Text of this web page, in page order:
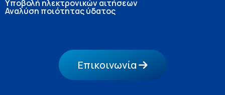
Υποβολή ηλεκτρονικών αιτήσεων
Αναλύση ποιότητας ύδατος
Επικοινωνία